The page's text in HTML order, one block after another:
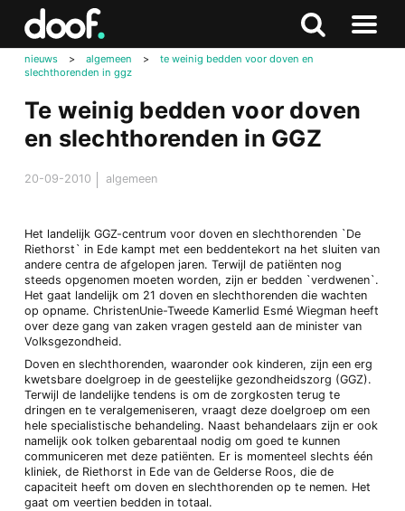
Zoeken
Naar
nieuws > algemeen >
te weinig bedden voor doven en
slechthorenden in ggz
Te weinig bedden voor doven
en slechthorenden in GGZ
20-09-2010 algemeen
Het landelijk GGZ-centrum voor doven en slechthorenden `De
Riethorst` in Ede kampt met een beddentekort na het sluiten van
andere centra de afgelopen jaren. Terwijl de patiënten nog
steeds opgenomen moeten worden, zijn er bedden `verdwenen`.
Het gaat landelijk om 21 doven en slechthorenden die wachten
op opname. ChristenUnie-Tweede Kamerlid Esmé Wiegman heeft
over deze gang van zaken vragen gesteld aan de minister van
Volksgezondheid.
Doven en slechthorenden, waaronder ook kinderen, zijn een erg
kwetsbare doelgroep in de geestelijke gezondheidszorg (GGZ).
Terwijl de landelijke tendens is om de zorgkosten terug te
dringen en te veralgemeniseren, vraagt deze doelgroep om een
hele specialistische behandeling. Naast behandelaars zijn er ook
namelijk ook tolken gebarentaal nodig om goed te kunnen
communiceren met deze patiënten. Er is momenteel slechts één
kliniek, de Riethorst in Ede van de Gelderse Roos, die de
capaciteit heeft om doven en slechthorenden op te nemen. Het
gaat om veertien bedden in totaal.
Doof.nl
Zoeken